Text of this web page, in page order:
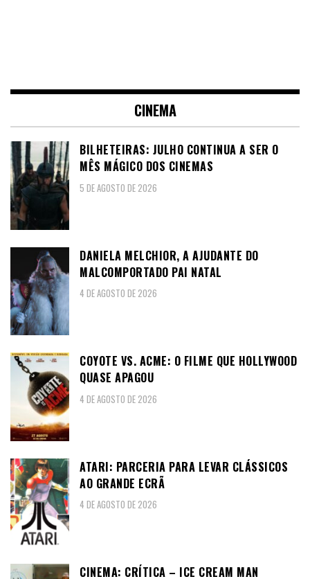
CINEMA
BILHETEIRAS: JULHO CONTINUA A SER O
MÊS MÁGICO DOS CINEMAS
5 DE AGOSTO DE 2026
DANIELA MELCHIOR, A AJUDANTE DO
MALCOMPORTADO PAI NATAL
4 DE AGOSTO DE 2026
COYOTE VS. ACME: O FILME QUE HOLLYWOOD
QUASE APAGOU
4 DE AGOSTO DE 2026
ATARI: PARCERIA PARA LEVAR CLÁSSICOS
AO GRANDE ECRÃ
4 DE AGOSTO DE 2026
CINEMA: CRÍTICA – ICE CREAM MAN